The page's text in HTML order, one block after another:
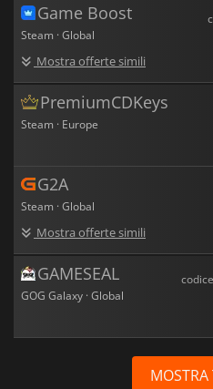
Game Boost
Steam · Global
Mostra offerte simili
PremiumCDKeys
Steam · Europe
G2A
Steam · Global
Mostra offerte simili
GAMESEAL
GOG Galaxy · Global